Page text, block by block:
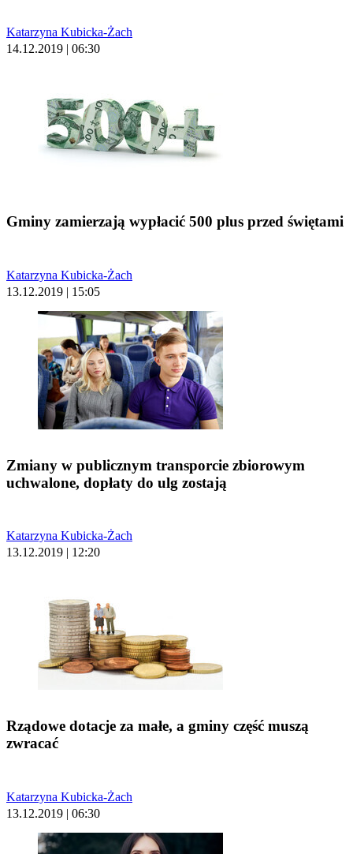
Katarzyna Kubicka-Żach
14.12.2019 | 06:30
Gminy zamierzają wypłacić 500 plus przed świętami
Katarzyna Kubicka-Żach
13.12.2019 | 15:05
Zmiany w publicznym transporcie zbiorowym
uchwalone, dopłaty do ulg zostają
Katarzyna Kubicka-Żach
13.12.2019 | 12:20
Rządowe dotacje za małe, a gminy część muszą
zwracać
Katarzyna Kubicka-Żach
13.12.2019 | 06:30